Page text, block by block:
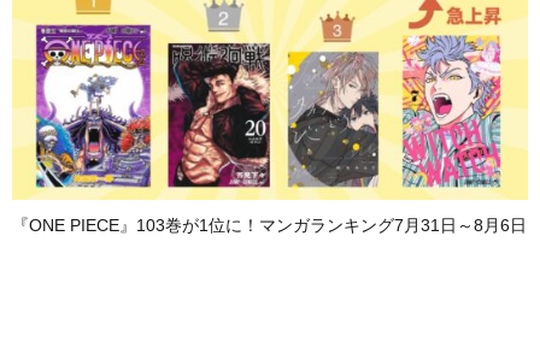
『ONE PIECE』103巻が1位に！マンガランキング7月31日～8月6日